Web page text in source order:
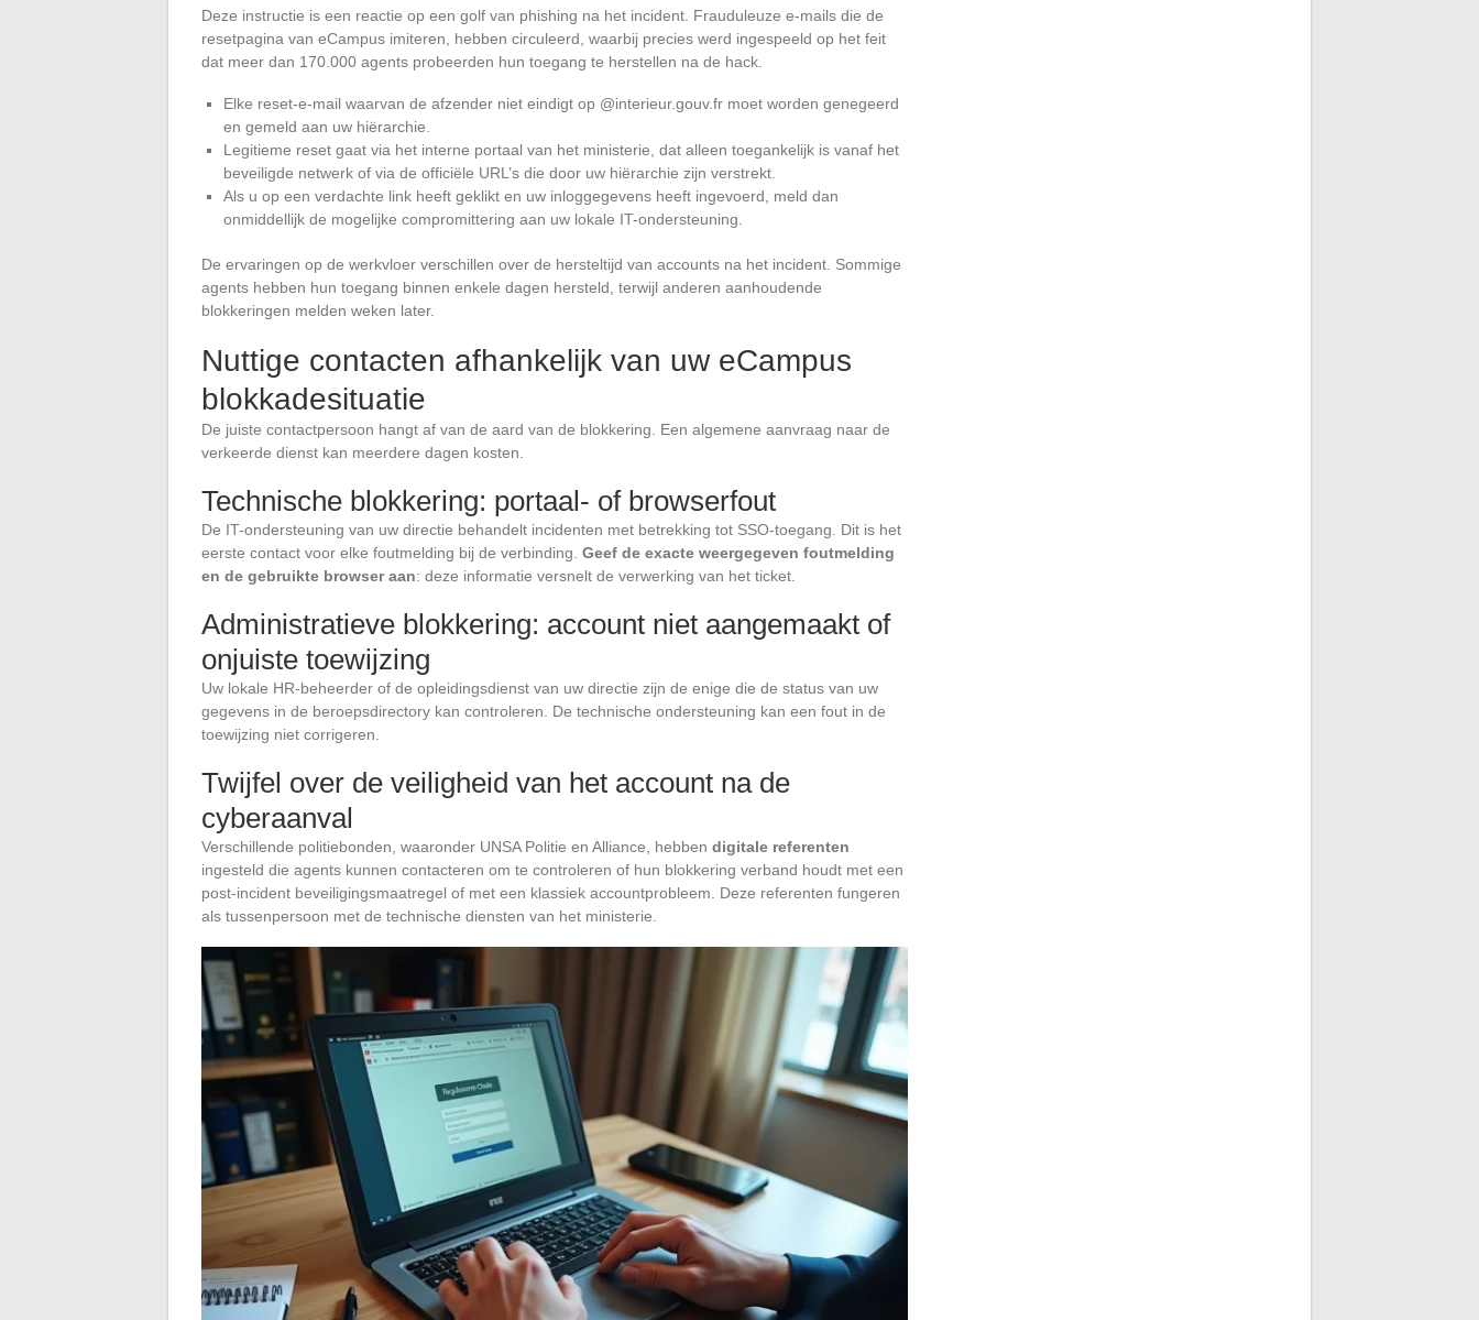
Deze instructie is een reactie op een golf van phishing na het incident. Frauduleuze e-mails die de
resetpagina van eCampus imiteren, hebben circuleerd, waarbij precies werd ingespeeld op het feit
dat meer dan 170.000 agents probeerden hun toegang te herstellen na de hack.
Elke reset-e-mail waarvan de afzender niet eindigt op @interieur.gouv.fr moet worden genegeerd
en gemeld aan uw hiërarchie.
Legitieme reset gaat via het interne portaal van het ministerie, dat alleen toegankelijk is vanaf het
beveiligde netwerk of via de officiële URL’s die door uw hiërarchie zijn verstrekt.
Als u op een verdachte link heeft geklikt en uw inloggegevens heeft ingevoerd, meld dan
onmiddellijk de mogelijke compromittering aan uw lokale IT-ondersteuning.
De ervaringen op de werkvloer verschillen over de hersteltijd van accounts na het incident. Sommige
agents hebben hun toegang binnen enkele dagen hersteld, terwijl anderen aanhoudende
blokkeringen melden weken later.
Nuttige contacten afhankelijk van uw eCampus
blokkadesituatie
De juiste contactpersoon hangt af van de aard van de blokkering. Een algemene aanvraag naar de
verkeerde dienst kan meerdere dagen kosten.
Technische blokkering: portaal- of browserfout
De IT-ondersteuning van uw directie behandelt incidenten met betrekking tot SSO-toegang. Dit is het
eerste contact voor elke foutmelding bij de verbinding. Geef de exacte weergegeven foutmelding
en de gebruikte browser aan: deze informatie versnelt de verwerking van het ticket.
Administratieve blokkering: account niet aangemaakt of
onjuiste toewijzing
Uw lokale HR-beheerder of de opleidingsdienst van uw directie zijn de enige die de status van uw
gegevens in de beroepsdirectory kan controleren. De technische ondersteuning kan een fout in de
toewijzing niet corrigeren.
Twijfel over de veiligheid van het account na de
cyberaanval
Verschillende politiebonden, waaronder UNSA Politie en Alliance, hebben digitale referenten
ingesteld die agents kunnen contacteren om te controleren of hun blokkering verband houdt met een
post-incident beveiligingsmaatregel of met een klassiek accountprobleem. Deze referenten fungeren
als tussenpersoon met de technische diensten van het ministerie.